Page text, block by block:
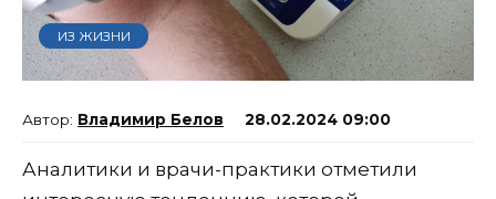
ИЗ ЖИЗНИ
Владимир Белов 28.02.2024 09:00
Аналитики и врачи-практики отметили